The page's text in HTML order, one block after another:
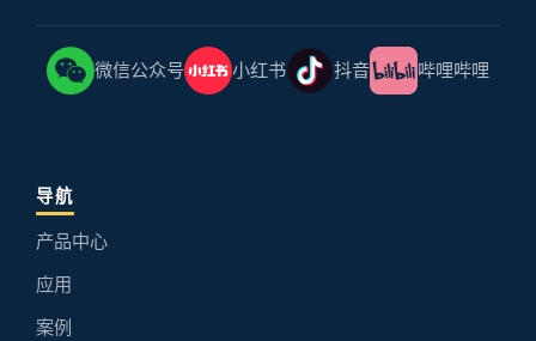
微信公众号 小红书 抖音 哔哩哔哩
导航
产品中心
应用
案例